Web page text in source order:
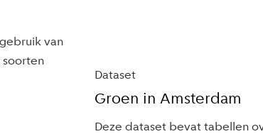
van
soorten
Groen in Amsterdam
Dataset
Deze dataset bevat tabellen